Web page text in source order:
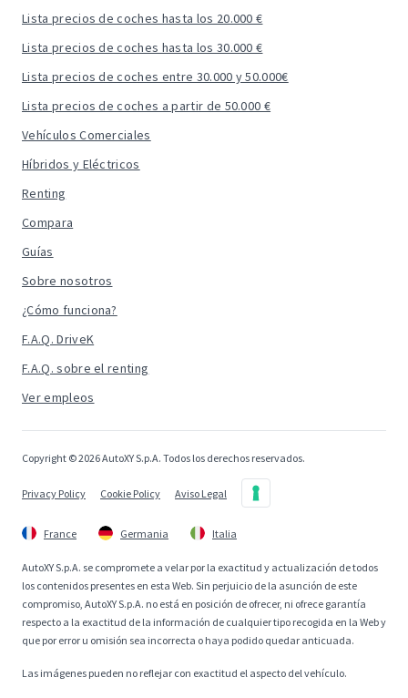
Lista precios de coches hasta los 20.000 €
Lista precios de coches hasta los 30.000 €
Lista precios de coches entre 30.000 y 50.000€
Lista precios de coches a partir de 50.000 €
Vehículos Comerciales
Híbridos y Eléctricos
Renting
Compara
Guías
Sobre nosotros
¿Cómo funciona?
F.A.Q. DriveK
F.A.Q. sobre el renting
Ver empleos
Copyright © 2026 AutoXY S.p.A. Todos los derechos reservados.
Privacy Policy Cookie Policy Aviso Legal
France Germania Italia
AutoXY S.p.A. se compromete a velar por la exactitud y actualización de todos
los contenidos presentes en esta Web. Sin perjuicio de la asunción de este
compromiso, AutoXY S.p.A. no está en posición de ofrecer, ni ofrece garantía
respecto a la exactitud de la información de cualquier tipo recogida en la Web y
que por error u omisión sea incorrecta o haya podido quedar anticuada.
Las imágenes pueden no reflejar con exactitud el aspecto del vehículo.